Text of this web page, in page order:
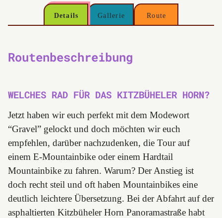
Details Gallerie Route
Routenbeschreibung
WELCHES RAD FÜR DAS KITZBÜHELER HORN?
Jetzt haben wir euch perfekt mit dem Modewort
“Gravel” gelockt und doch möchten wir euch
empfehlen, darüber nachzudenken, die Tour auf
einem E-Mountainbike oder einem Hardtail
Mountainbike zu fahren. Warum? Der Anstieg ist
doch recht steil und oft haben Mountainbikes eine
deutlich leichtere Übersetzung. Bei der Abfahrt auf der
asphaltierten Kitzbüheler Horn Panoramastraße habt